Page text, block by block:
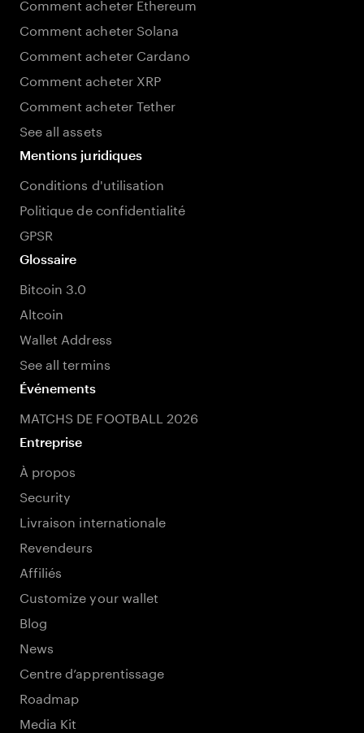
Comment acheter Solana
Comment acheter Cardano
Comment acheter XRP
Comment acheter Tether
See all assets
Mentions juridiques
Conditions d'utilisation
Politique de confidentialité
GPSR
Glossaire
Bitcoin 3.0
Altcoin
Wallet Address
See all termins
Événements
MATCHS DE FOOTBALL 2026
Entreprise
À propos
Security
Livraison internationale
Revendeurs
Affiliés
Customize your wallet
Blog
News
Centre d’apprentissage
Roadmap
Media Kit